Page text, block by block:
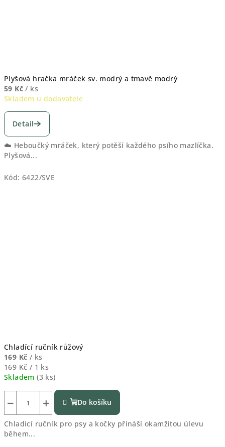
Plyšová hračka mráček sv. modrý a tmavě modrý
59 Kč/ ks
Skladem u dodavatele
Detail
☁️ Heboučký mráček, který potěší každého psího mazlíčka.
Plyšová...
Kód: 6422/SVE
Chladící ručník růžový
169 Kč / ks
Měrná
cena:
169 Kč / 1 ks
Skladem(3 ks)
+
− Do košíku
Chladicí ručník pro psy a kočky přináší okamžitou úlevu
během...